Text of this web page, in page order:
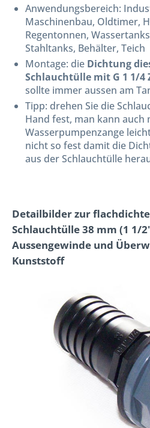
Anwendungsbereich:
Maschinenbau, Oldtimer,
Regentonnen,
Stahltanks, Behälter, Teich
Montage: die Dichtung
Schlauchtülle mit G 1 1/4
sollte immer aussen am
Tipp: drehen Sie die
Hand fest, man kann auch
Wasserpumpenzange
nicht so fest damit die
aus der Schlauchtülle
Detailbilder zur
Schlauchtülle 38 mm (1 1/
Aussengewinde und
Kunststoff